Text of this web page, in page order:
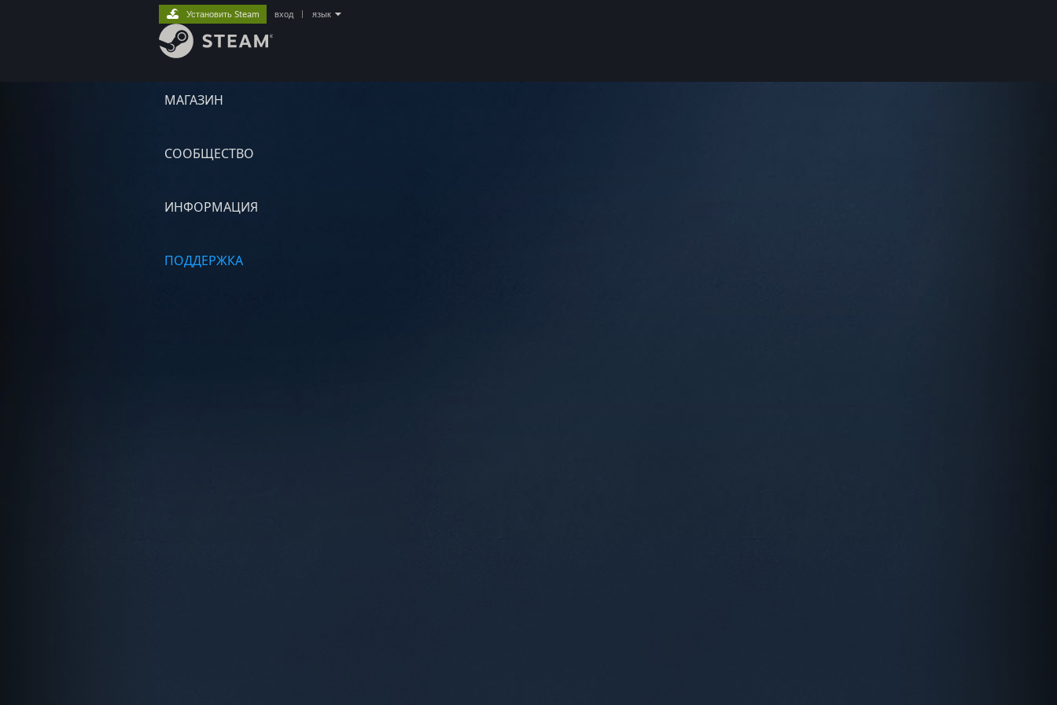
МАГАЗИН
СООБЩЕСТВО
ИНФОРМАЦИЯ
ПОДДЕРЖКА
Установить Steam вход язык